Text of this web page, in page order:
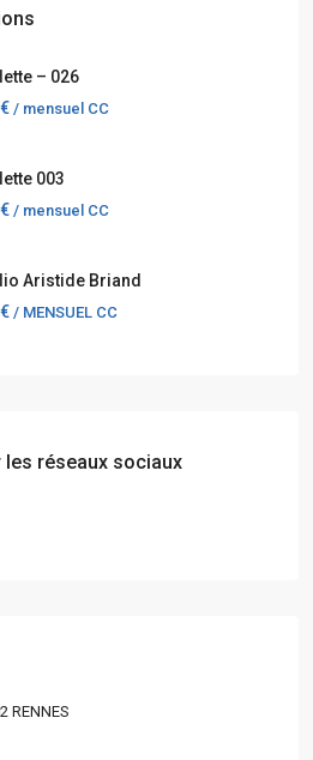
– 026
/ mensuel CC
003
/ mensuel CC
Aristide Briand
/ MENSUEL CC
réseaux sociaux
RENNES